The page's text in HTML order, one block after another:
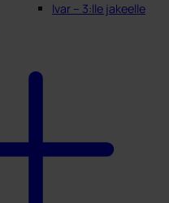
Ivar – 3:lle jakeelle